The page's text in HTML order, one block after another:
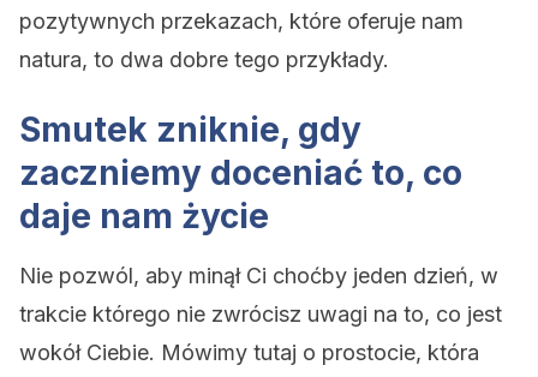
pozytywnych przekazach, które oferuje nam
natura, to dwa dobre tego przykłady.
Smutek zniknie, gdy
zaczniemy doceniać to, co
daje nam życie
Nie pozwól, aby minął Ci choćby jeden dzień, w
trakcie którego nie zwrócisz uwagi na to, co jest
wokół Ciebie. Mówimy tutaj o prostocie, która